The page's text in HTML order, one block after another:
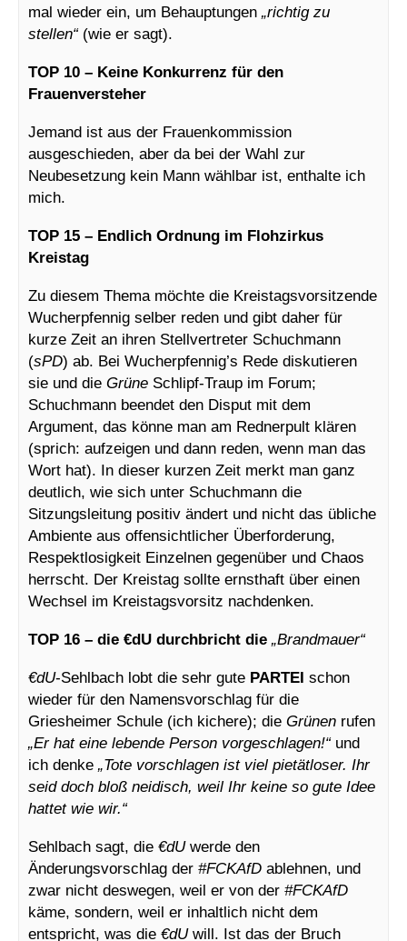
mal wieder ein, um Behauptungen „richtig zu
stellen“(wie er sagt).
TOP 10 – Keine Konkurrenz für den
Frauenversteher
Jemand ist aus der Frauenkommission
ausgeschieden, aber da bei der Wahl zur
Neubesetzung kein Mann wählbar ist, enthalte ich
mich.
TOP 15 – Endlich Ordnung im Flohzirkus
Kreistag
Zu diesem Thema möchte die Kreistagsvorsitzende
Wucherpfennig selber reden und gibt daher für
kurze Zeit an ihren Stellvertreter Schuchmann
(sPD) ab. Bei Wucherpfennig’s Rede diskutieren
sie und die Grüne Schlipf-Traup im Forum;
Schuchmann beendet den Disput mit dem
Argument, das könne man am Rednerpult klären
(sprich: aufzeigen und dann reden, wenn man das
Wort hat). In dieser kurzen Zeit merkt man ganz
deutlich, wie sich unter Schuchmann die
Sitzungsleitung positiv ändert und nicht das übliche
Ambiente aus offensichtlicher Überforderung,
Respektlosigkeit Einzelnen gegenüber und Chaos
herrscht. Der Kreistag sollte ernsthaft über einen
Wechsel im Kreistagsvorsitz nachdenken.
TOP 16 – die €dU durchbricht die „Brandmauer“
€dU-Sehlbach lobt die sehr gute PARTEI schon
wieder für den Namensvorschlag für die
Griesheimer Schule (ich kichere); die Grünen rufen
„Er hat eine lebende Person vorgeschlagen!“und
ich denke „Tote vorschlagen ist viel pietätloser. Ihr
seid doch bloß neidisch, weil Ihr keine so gute Idee
hattet wie wir.“
Sehlbach sagt, die €dUwerde den
Änderungsvorschlag der #FCKAfD ablehnen, und
zwar nicht deswegen, weil er von der #FCKAfD
käme, sondern, weil er inhaltlich nicht dem
entspricht, was die €dUwill. Ist das der Bruch